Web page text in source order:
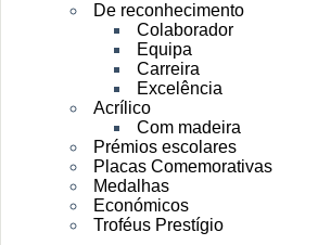
De reconhecimento
Colaborador
Equipa
Carreira
Excelência
Acrílico
Com madeira
Prémios escolares
Placas Comemorativas
Medalhas
Económicos
Troféus Prestígio